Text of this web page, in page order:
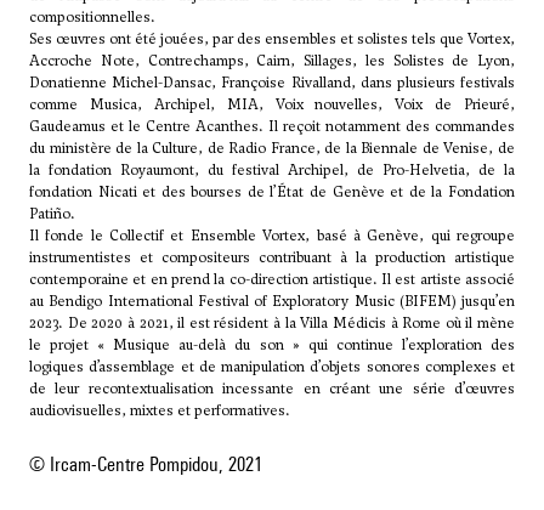
compositionnelles.
Ses œuvres ont été jouées, par des ensembles et solistes tels que Vortex,
Accroche Note, Contrechamps, Cairn, Sillages, les Solistes de Lyon,
Donatienne Michel-Dansac, Françoise Rivalland, dans plusieurs festivals
comme Musica, Archipel, MIA, Voix nouvelles, Voix de Prieuré,
Gaudeamus et le Centre Acanthes. Il reçoit notamment des commandes
du ministère de la Culture, de Radio France, de la Biennale de Venise, de
la fondation Royaumont, du festival Archipel, de Pro-Helvetia, de la
fondation Nicati et des bourses de l’État de Genève et de la Fondation
Patiño.
Il fonde le Collectif et Ensemble Vortex, basé à Genève, qui regroupe
instrumentistes et compositeurs contribuant à la production artistique
contemporaine et en prend la co-direction artistique. Il est artiste associé
au Bendigo International Festival of Exploratory Music (BIFEM) jusqu’en
2023. De 2020 à 2021, il est résident à la Villa Médicis à Rome où il mène
le projet « Musique au-delà du son » qui continue l’exploration des
logiques d’assemblage et de manipulation d’objets sonores complexes et
de leur recontextualisation incessante en créant une série d’œuvres
audiovisuelles, mixtes et performatives.
© Ircam-Centre Pompidou, 2021